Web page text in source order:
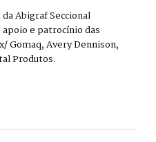
Abigraf Seccional
e patrocínio das
Gomaq, Avery Dennison,
Produtos.